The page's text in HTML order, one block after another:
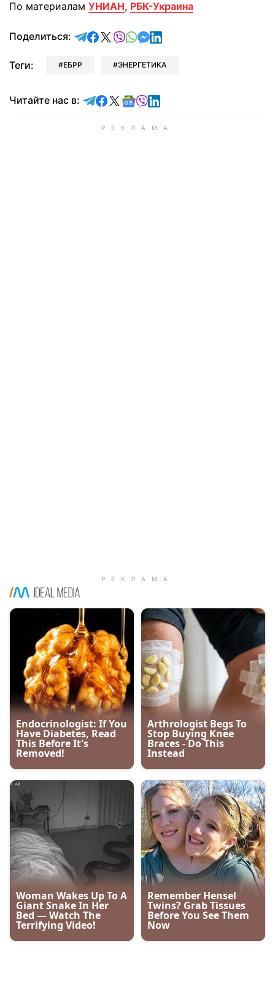
По материалам УНИАН, РБК-Украина
Поделиться: отправить в Telegram
поделиться в Facebook
поделиться в X
отправить в Viber
отправить в Whatsapp
отправить в Messenger
отправить в LinkedIn
Теги: ЕБРР ЭНЕРГЕТИКА
Читайте нас в: Читайте в Telegram
Читайте в Facebook
Читайте в X
Читайте в Google news
Читайте в Viber
Читайте в LinkedIn